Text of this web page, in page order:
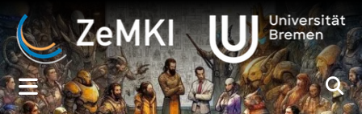
Zum
Inhalt
springen